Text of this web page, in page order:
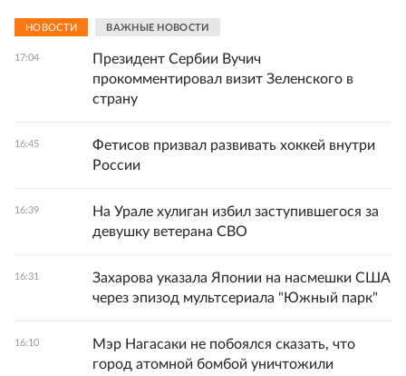
НОВОСТИ ВАЖНЫЕ НОВОСТИ
17:04
Президент Сербии Вучич
прокомментировал визит Зеленского в
страну
16:45
Фетисов призвал развивать хоккей внутри
России
16:39
На Урале хулиган избил заступившегося за
девушку ветерана СВО
16:31
Захарова указала Японии на насмешки США
через эпизод мультсериала "Южный парк"
16:10
Мэр Нагасаки не побоялся сказать, что
город атомной бомбой уничтожили